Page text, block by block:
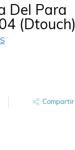
Del Para
(Dtouch)
Compartir